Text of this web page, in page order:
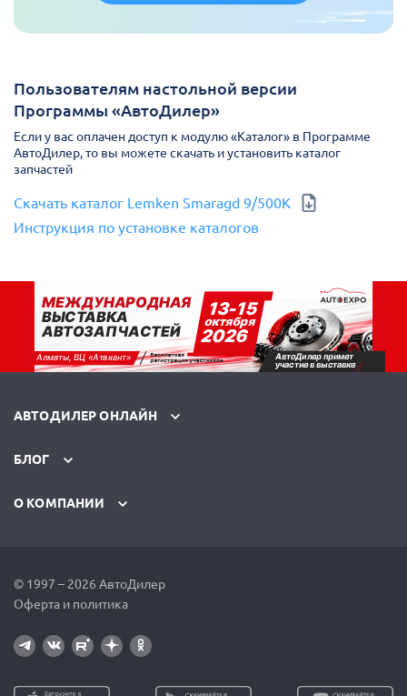
Пользователям настольной версии
Программы «АвтоДилер»
Если у вас оплачен доступ к модулю «Каталог» в Программе
АвтоДилер, то вы можете скачать и установить каталог
запчастей
Скачать каталог Lemken Smaragd 9/500K
Инструкция по установке каталогов
АВТОДИЛЕР ОНЛАЙН
БЛОГ
О КОМПАНИИ
© 1997 – 2026 АвтоДилер
Оферта и политика